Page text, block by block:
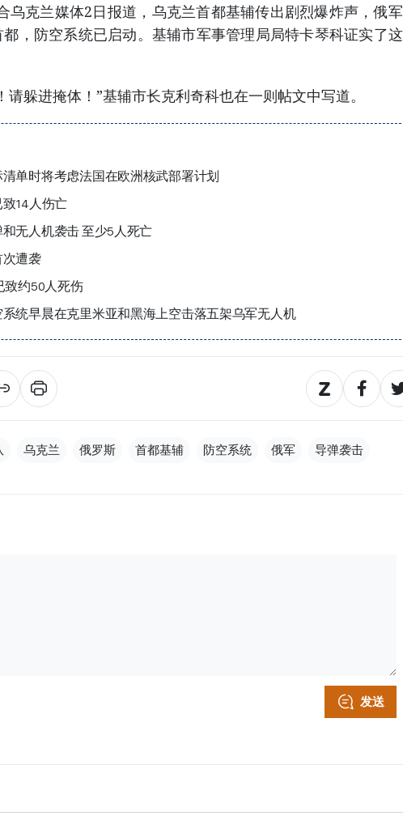
乌克兰媒体2日报道，乌克兰首都基辅传出剧烈爆炸声，俄
，防空系统已启动。基辅市军事管理局局特卡琴科证实了
请躲进掩体！”基辅市长克利奇科也在一则帖文中写道。
单时将考虑法国在欧洲核武部署计划
14人伤亡
无人机袭击 至少5人死亡
遭袭
致约50人死伤
统早晨在克里米亚和黑海上空击落五架乌军无人机
乌克兰 俄罗斯 首都基辅 防空系统 俄军 导弹袭击
发送